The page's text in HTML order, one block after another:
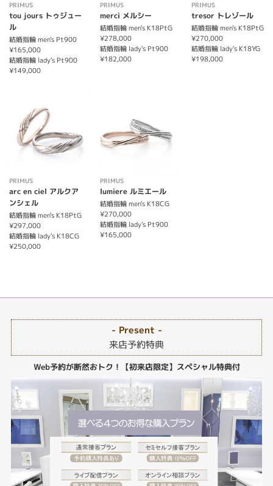
PRIMUS
tou jours トゥジュー
ル
結婚指輪 men's Pt900
¥165,000
結婚指輪 lady's Pt900
¥149,000
PRIMUS
merci メルシー
結婚指輪 men's K18PtG
¥278,000
結婚指輪 lady's Pt900
¥182,000
PRIMUS
tresor トレゾール
結婚指輪 men's K18PtG
¥270,000
結婚指輪 lady's K18YG
¥198,000
PRIMUS
arc en ciel アルクア
ンシェル
結婚指輪 men's K18PtG
¥297,000
結婚指輪 lady's K18CG
¥250,000
PRIMUS
lumiere ルミエール
結婚指輪 men's K18CG
¥270,000
結婚指輪 lady's Pt900
¥165,000
- Present -
来店予約特典
Web予約が断然おトク！【初来店限定】スペシャル特典付